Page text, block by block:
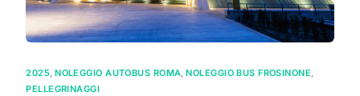
2025,NOLEGGIO AUTOBUS ROMA,NOLEGGIO BUS FROSINONE,
PELLEGRINAGGI